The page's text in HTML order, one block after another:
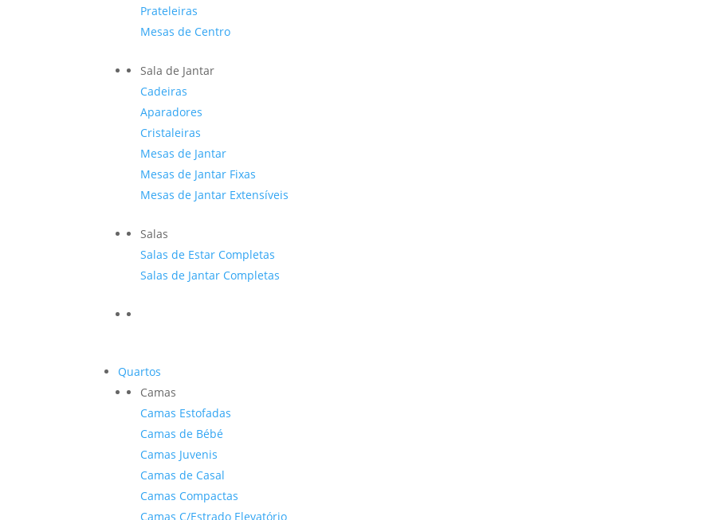
Prateleiras
Mesas de Centro
Sala de Jantar
Cadeiras
Aparadores
Cristaleiras
Mesas de Jantar
Mesas de Jantar Fixas
Mesas de Jantar Extensíveis
Salas
Salas de Estar Completas
Salas de Jantar Completas
Quartos
Camas
Camas Estofadas
Camas de Bébé
Camas Juvenis
Camas de Casal
Camas Compactas
Camas C/Estrado Elevatório